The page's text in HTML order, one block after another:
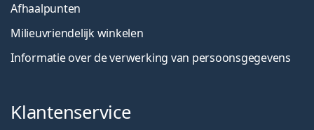
Afhaalpunten
Milieuvriendelijk winkelen
Informatie over de verwerking van persoonsgegevens
Klantenservice